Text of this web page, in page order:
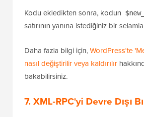
Kodu ekledikten sonra, kodun
satırının yanına istediğiniz bir
Daha fazla bilgi için,WordPress'te
nasıl değiştirilir veya kaldırılır
bakabilirsiniz.
7. XML-RPC'yi Devre Dışı